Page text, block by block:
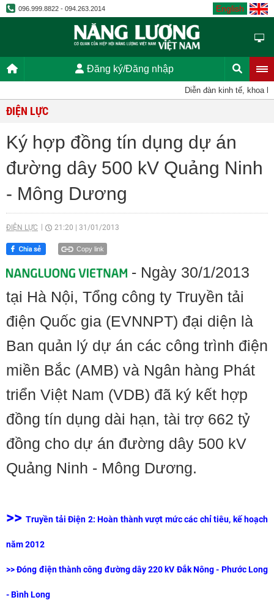
096.999.8822 - 094.263.2014 English
Đăng ký/Đăng nhập
Diễn đàn kinh tế, khoa
ĐIỆN LỰC
Ký hợp đồng tín dụng dự án
đường dây 500 kV Quảng Ninh
- Mông Dương
ĐIỆN LỰC 21:20 31/01/2013
Copy link
- Ngày 30/1/2013
tại Hà Nội, Tổng công ty Truyền tải
điện Quốc gia (EVNNPT) đại diện là
Ban quản lý dự án các công trình điện
miền Bắc (AMB) và Ngân hàng Phát
triển Việt Nam (VDB) đã ký kết hợp
đồng tín dụng dài hạn, tài trợ 662 tỷ
đồng cho dự án đường dây 500 kV
Quảng Ninh - Mông Dương.
>>Truyền tải Điện 2: Hoàn thành vượt mức các chỉ tiêu, kế hoạch
năm 2012
>>Đóng điện thành công đường dây 220 kV Đắk Nông - Phước Long
- Bình Long